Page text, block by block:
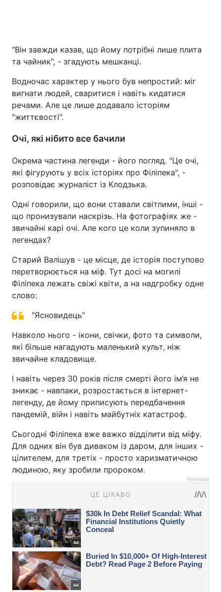
"Він завжди казав, що йому потрібні лише плита
та чайник", - згадують мешканці.
Водночас характер у нього був непростий: міг
вигнати людей, сваритися і навіть кидатися
речами. Але це лише додавало історіям
"життєвості".
Очі, які нібито все бачили
Окрема частина легенди - його погляд. "Це очі,
які фігурують у всіх історіях про Філіпека", -
розповідає журналіст із Клодзька.
Одні говорили, що вони ставали світлими, інші -
що пронизували наскрізь. На фотографіях же -
звичайні карі очі. Але кого це коли зупиняло в
легендах?
Старий Валішув - це місце, де історія поступово
перетворюється на міф. Тут досі на могилі
Філіпека лежать свіжі квіти, а на надгробку одне
слово:
"Ясновидець"
Навколо нього - ікони, свічки, фото та символи,
які більше нагадують маленький культ, ніж
звичайне кладовище.
І навіть через 30 років після смерті його ім’я не
зникає - навпаки, розростається в інтернет-
легенду, де йому приписують передбачення
пандемій, війн і навіть майбутніх катастроф.
Сьогодні Філіпека вже важко відділити від міфу.
Для одних він був диваком із даром, для інших -
цілителем, для третіх - просто харизматичною
людиною, яку зробили пророком.
Реклама